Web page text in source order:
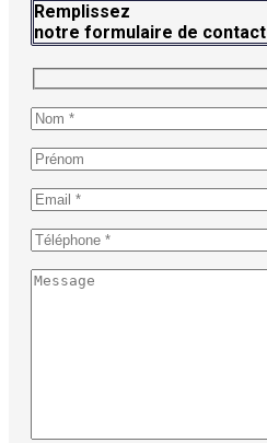
Remplissez
notre formulaire de contact